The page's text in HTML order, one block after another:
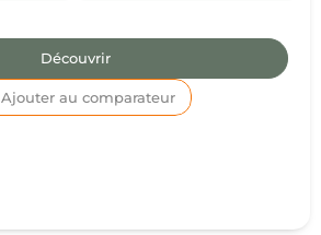
Découvrir
Ajouter au comparateur